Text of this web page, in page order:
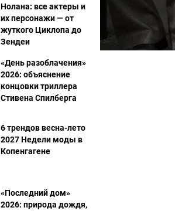
Нолана: все актеры и
их персонажи — от
жуткого Циклопа до
Зендеи
«День разоблачения»
2026: объяснение
концовки триллера
Стивена Спилберга
6 трендов весна-лето
2027 Недели моды в
Копенгагене
«Последний дом»
2026: природа дождя,